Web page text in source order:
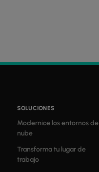
SOLUCIONES
Modernice los entornos de
nube
Transforma tu lugar de
trabajo